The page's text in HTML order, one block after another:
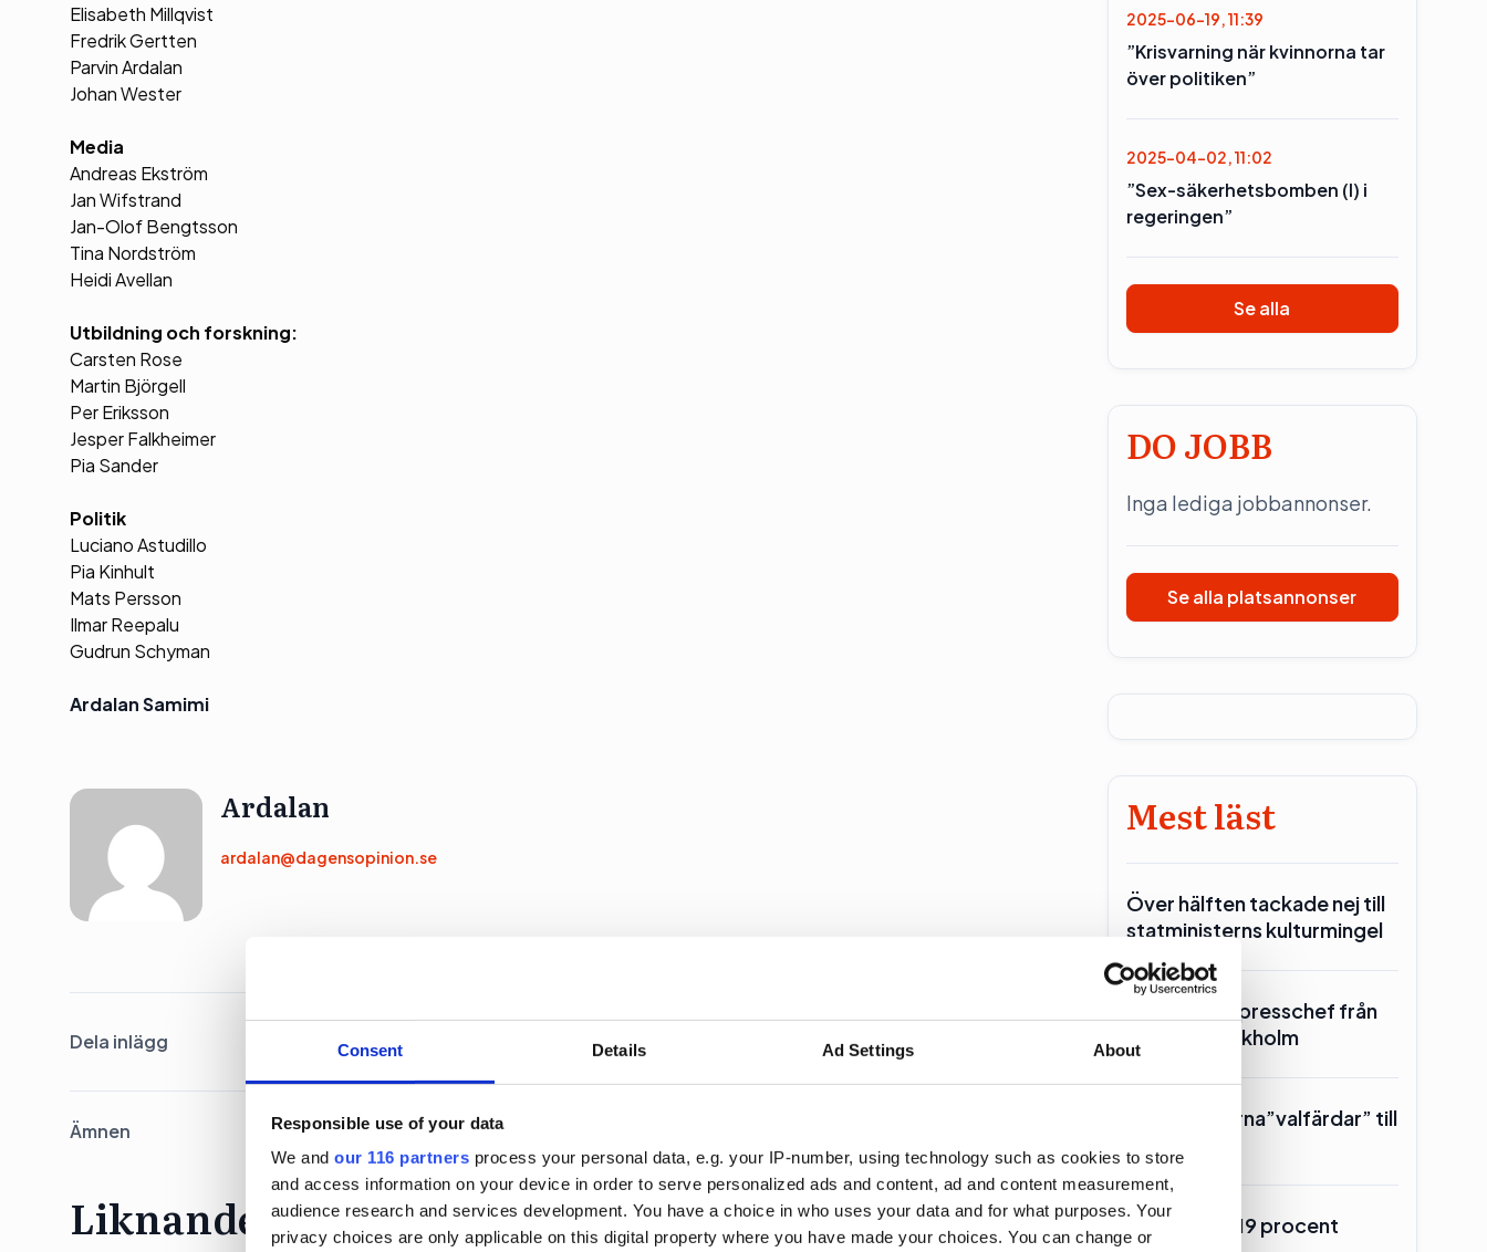
Consent Details Ad Settings About
Responsible use of your data
We and our 116 partners process your personal data, e.g. your IP-number, using technology such as cookies to store
and access information on your device in order to serve personalized ads and content, ad and content measurement,
audience research and services development. You have a choice in who uses your data and for what purposes. Your
privacy choices are only applicable on this digital property where you have made your choices. You can change or
Elisabeth Millqvist
Fredrik Gertten
Parvin Ardalan
Johan Wester
Media
Andreas Ekström
Jan Wifstrand
Jan-Olof Bengtsson
Tina Nordström
Heidi Avellan
Utbildning och forskning:
Carsten Rose
Martin Björgell
Per Eriksson
Jesper Falkheimer
Pia Sander
Politik
Luciano Astudillo
Pia Kinhult
Mats Persson
Ilmar Reepalu
Gudrun Schyman
Ardalan Samimi
Ardalan
ardalan@dagensopinion.se
Dela inlägg Kopiera länk
Ämnen
Liknande artiklar
2025-06-19, 11:39
”Krisvarning när kvinnorna tar
över politiken”
2025-04-02, 11:02
”Sex-säkerhetsbomben (l) i
regeringen”
Se alla
DO JOBB
Inga lediga jobbannonser.
Se alla platsannonser
Mest läst
Över hälften tackade nej till
statministerns kulturmingel
SKR hämtar presschef från
Region Stockholm
Toppolitikerna”valfärdar” till
Burson upp 19 procent